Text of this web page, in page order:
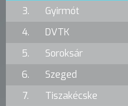
3.
Gyirmót
4.
DVTK
5.
Soroksár
6.
Szeged
7.
Tiszakécske